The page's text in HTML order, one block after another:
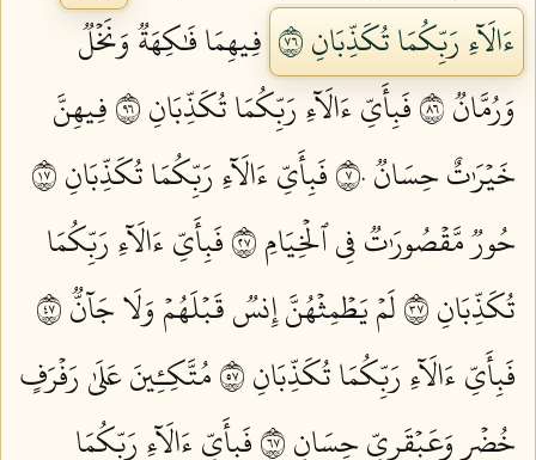
ءَالَآءِ رَبِّكُمَا تُكَذِّبَانِ ٦٧
فِيهِمَا فَٰكِهَةٞ وَنَخۡلٞ
وَرُمَّانٞ ٦٨
فَبِأَيِّ ءَالَآءِ رَبِّكُمَا تُكَذِّبَانِ ٦٩
فِيهِنَّ
خَيۡرَٰتٌ حِسَانٞ ٧٠
فَبِأَيِّ ءَالَآءِ رَبِّكُمَا تُكَذِّبَانِ ٧١
حُورٞ مَّقۡصُورَٰتٞ فِي ٱلۡخِيَامِ ٧٢
فَبِأَيِّ ءَالَآءِ رَبِّكُمَا
تُكَذِّبَانِ ٧٣
لَمۡ يَطۡمِثۡهُنَّ إِنسٞ قَبۡلَهُمۡ وَلَا جَآنّٞ ٧٤
فَبِأَيِّ ءَالَآءِ رَبِّكُمَا تُكَذِّبَانِ ٧٥
مُتَّكِـِٔينَ عَلَىٰ رَفۡرَفٍ
خُضۡرٖ وَعَبۡقَرِيٍّ حِسَانٖ ٧٦
فَبِأَيِّ ءَالَآءِ رَبِّكُمَا